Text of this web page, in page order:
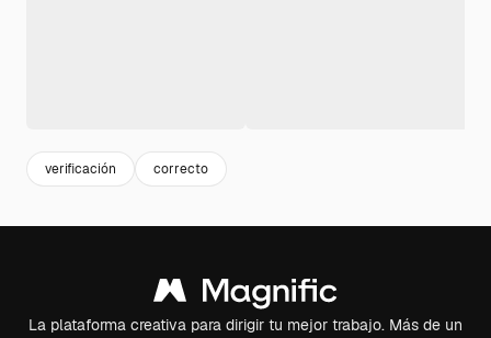
verificación correcto
La plataforma creativa para dirigir tu mejor trabajo. Más de un